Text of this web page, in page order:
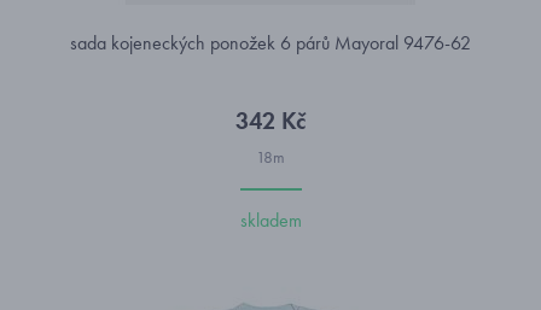
sada kojeneckých ponožek 6 párů Mayoral 9476-62
342 Kč
18m
skladem